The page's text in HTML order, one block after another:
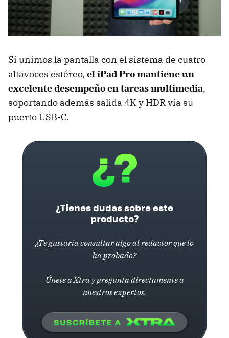
Si unimos la pantalla con el sistema de cuatro
altavoces estéreo, el iPad Pro mantiene un
excelente desempeño en tareas multimedia,
soportando además salida 4K y HDR vía su
puerto USB-C.
¿Tienes dudas sobre este
producto?
¿Te gustaría consultar algo al redactor que lo
ha probado?
Únete a Xtra y pregunta directamente a
nuestros expertos.